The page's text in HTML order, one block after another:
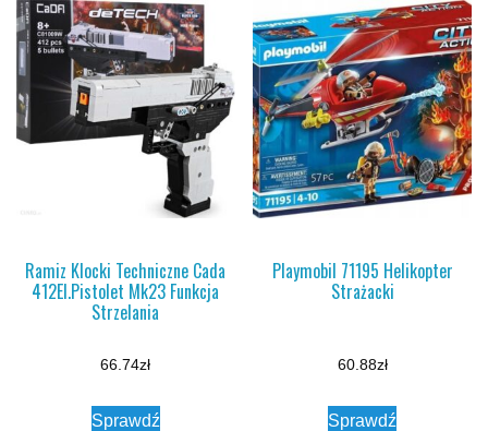
Ramiz Klocki Techniczne Cada
412El.Pistolet Mk23 Funkcja
Strzelania
66.74zł
Sprawdź
Playmobil 71195 Helikopter
Strażacki
60.88zł
Sprawdź